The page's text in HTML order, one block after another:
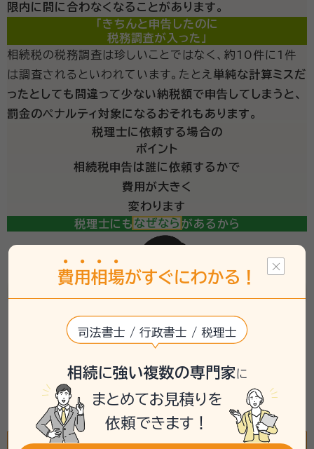
限内に間に合わなくなることがあります。
「きちんと申告したのに
税務調査が入った」
相続税の税務調査は珍しいことではなく、約10件に1件
は調査されるといわれています。たとえ 単純な計算ミスだ
ったとしても間違って少ない納税額で申告してしまうと、
罰金のペナルティ対象になるおそれもあります。
税理士に依頼する場合の
ポイント
相続税申告は誰に依頼するかで
費用が大きく
変わります
税理士にも得意分野があるから
法人税務に
相続税申告に
強い税理士
会社設立に
相続税の特例や控除に詳しく、
豊富な経験と実績を持つ税理士に
ご依頼ください
費用 相場がすぐにわかる！
司法書士 / 行政書士 / 税理士
相続に強い複数の専門家に
まとめてお見積りを
依頼できます！